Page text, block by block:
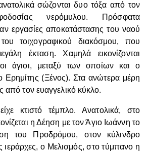
σώζονται δυο τόξα από τον
νερόμυλου. Πρόσφατα
εργασίες αποκατάστασης του ναού
τοιχογραφικού διακόσμου, που
έκταση. Χαμηλά εικονίζονται
άγιοι, μεταξύ των οποίων και ο
Ερημίτης (Ξένος). Στα ανώτερα μέρη
από τον ευαγγελικό κύκλο.
κτιστό τέμπλο. Ανατολικά, στο
η Δέηση με τον Άγιο Ιωάννη το
του Προδρόμου, στον κύλινδρο
ιεράρχες, ο Μελισμός, στο τύμπανο η